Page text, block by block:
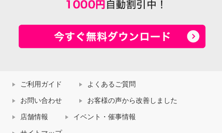
ご利用ガイド よくあるご質問
お問い合わせ お客様の声から改善しました
店舗情報 イベント・催事情報